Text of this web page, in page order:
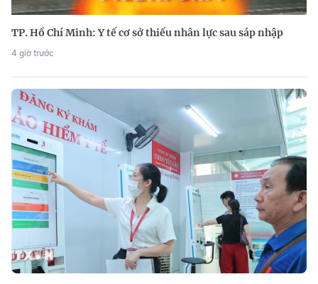
TP. Hồ Chí Minh: Y tế cơ sở thiếu nhân lực sau sáp nhập
4 giờ trước